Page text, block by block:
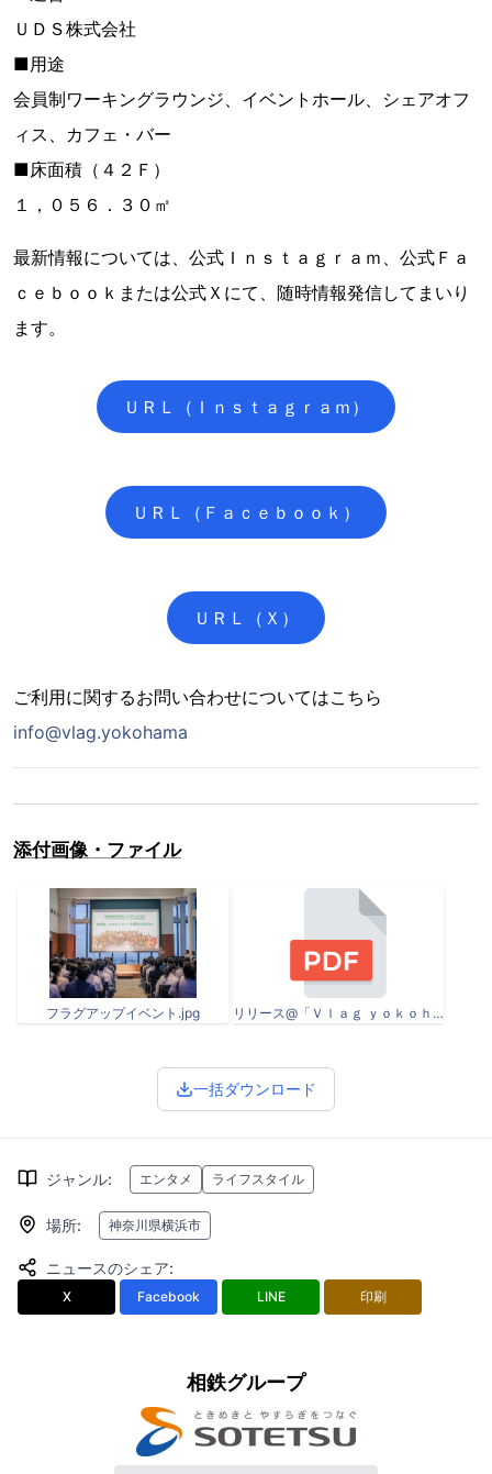
ＵＤＳ株式会社
■用途
会員制ワーキングラウンジ、イベントホール、シェアオフ
ィス、カフェ・バー
■床面積（４２Ｆ）
１，０５６．３０㎡
最新情報については、公式Ｉｎｓｔａｇｒａｍ、公式Ｆａ
ｃｅｂｏｏｋまたは公式Ｘにて、随時情報発信してまいり
ます。
ＵＲＬ（Ｉｎｓｔａｇｒａｍ）
ＵＲＬ（Ｆａｃｅｂｏｏｋ）
ＵＲＬ（Ｘ）
ご利用に関するお問い合わせについてはこちら
info@vlag.yokohama
添付画像・ファイル
フラグアップイベント.jpg リリース@「Ｖｌａｇ ｙｏｋｏｈａｍａ」事業共創にむけた協業パートナー第二弾の発表ならびにヨコハマ未来創造会議 応援パートナー参画について.pdf
一括ダウンロード
ジャンル: エンタメ ライフスタイル
場所: 神奈川県横浜市
ニュースのシェア:
X Facebook LINE 印刷
相鉄グループ